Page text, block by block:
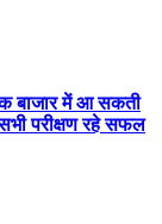
बाजार में आ सकती
परीक्षण रहे सफल